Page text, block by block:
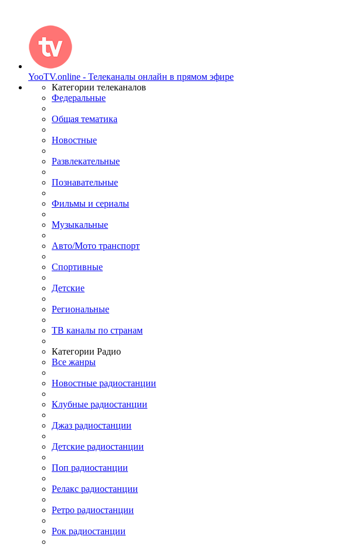
YooTV.online - Телеканалы онлайн в прямом эфире
Категории телеканалов
Федеральные
Общая тематика
Новостные
Развлекательные
Познавательные
Фильмы и сериалы
Музыкальные
Авто/Мото транспорт
Спортивные
Детские
Региональные
ТВ каналы по странам
Категории Радио
Все жанры
Новостные радиостанции
Клубные радиостанции
Джаз радиостанции
Детские радиостанции
Поп радиостанции
Релакс радиостанции
Ретро радиостанции
Рок радиостанции